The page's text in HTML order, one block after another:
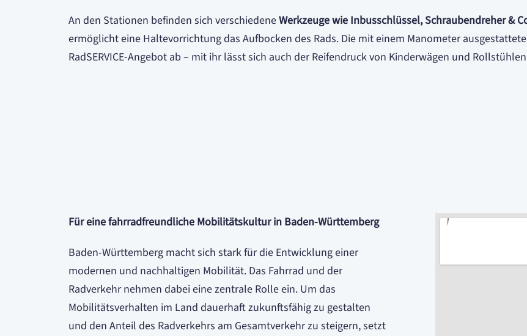
An den Stationen befinden sich verschiedeneWerkzeuge wie Inbusschlüssel, Schraubendreher &
ermöglicht eine Haltevorrichtung das Aufbocken des Rads. Die mit einem Manometer
RadSERVICE-Angebot ab – mit ihr lässt sich auch der Reifendruck von Kinderwägen und
Für eine fahrradfreundliche Mobilitätskultur in Baden-Württemberg
Baden-Württemberg macht sich stark für die Entwicklung einer
modernen und nachhaltigen Mobilität. Das Fahrrad und der
Radverkehr nehmen dabei eine zentrale Rolle ein. Um das
Mobilitätsverhalten im Land dauerhaft zukunftsfähig zu gestalten
und den Anteil des Radverkehrs am Gesamtverkehr zu steigern, setzt